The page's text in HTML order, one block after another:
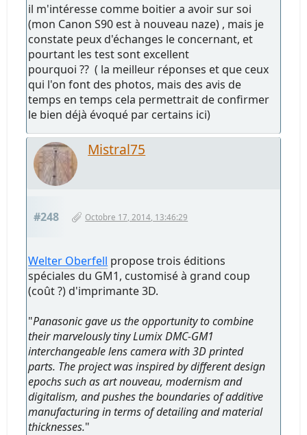
il m'intéresse comme boitier a avoir sur soi
(mon Canon S90 est à nouveau naze) , mais je
constate peux d'échanges le concernant, et
pourtant les test sont excellent
pourquoi ?? ( la meilleur réponses et que ceux
qui l'on font des photos, mais des avis de
temps en temps cela permettrait de confirmer
le bien déjà évoqué par certains ici)
Mistral75
#248 Octobre 17, 2014, 13:46:29
Welter Oberfell propose trois éditions
spéciales du GM1, customisé à grand coup
(coût ?) d'imprimante 3D.
"Panasonic gave us the opportunity to combine
their marvelously tiny Lumix DMC-GM1
interchangeable lens camera with 3D printed
parts. The project was inspired by different design
epochs such as art nouveau, modernism and
digitalism, and pushes the boundaries of additive
manufacturing in terms of detailing and material
thicknesses."